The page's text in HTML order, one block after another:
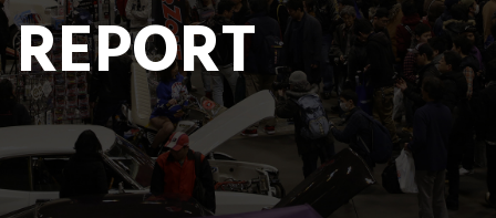
REPORT